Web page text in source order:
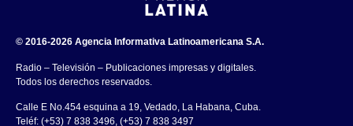
© 2016-2026 Agencia Informativa Latinoamericana S.A.
Radio – Televisión – Publicaciones impresas y digitales.
Todos los derechos reservados.
Calle E No.454 esquina a 19, Vedado, La Habana, Cuba.
Teléf: (+53) 7 838 3496, (+53) 7 838 3497